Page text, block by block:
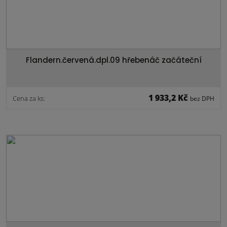
Flandern.červená.dpl.09 hřebenáč začáteční
Cena za ks: 1 933,2 Kč bez DPH